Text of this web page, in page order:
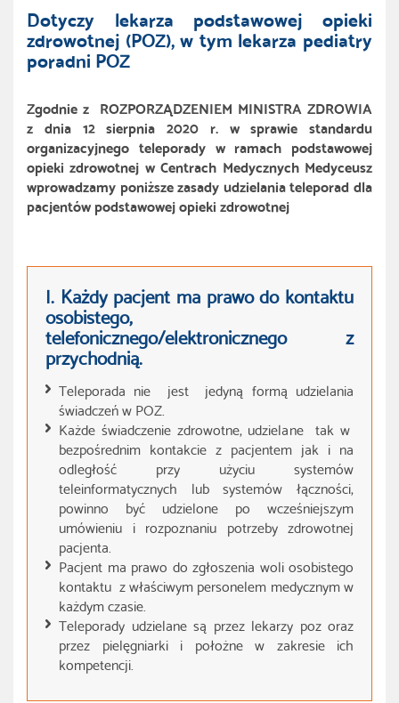
Dotyczy lekarza podstawowej opieki
zdrowotnej (POZ), w tym lekarza pediatry
poradni POZ
Zgodnie z ROZPORZĄDZENIEM MINISTRA ZDROWIA
z dnia 12 sierpnia 2020 r. w sprawie standardu
organizacyjnego teleporady w ramach podstawowej
opieki zdrowotnej w Centrach Medycznych Medyceusz
wprowadzamy poniższe zasady udzielania teleporad dla
pacjentów podstawowej opieki zdrowotnej
I. Każdy pacjent ma prawo do kontaktu
osobistego,
telefonicznego/elektronicznego z
przychodnią.
Teleporada nie jest jedyną formą udzielania
świadczeń w POZ.
Każde świadczenie zdrowotne, udzielane tak w
bezpośrednim kontakcie z pacjentem jak i na
odległość przy użyciu systemów
teleinformatycznych lub systemów łączności,
powinno być udzielone po wcześniejszym
umówieniu i rozpoznaniu potrzeby zdrowotnej
pacjenta.
Pacjent ma prawo do zgłoszenia woli osobistego
kontaktu z właściwym personelem medycznym w
każdym czasie.
Teleporady udzielane są przez lekarzy poz oraz
przez pielęgniarki i położne w zakresie ich
kompetencji.